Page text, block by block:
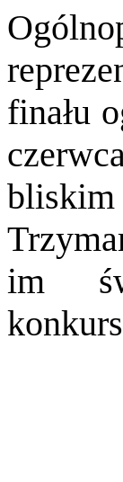
finału
bliskim
im